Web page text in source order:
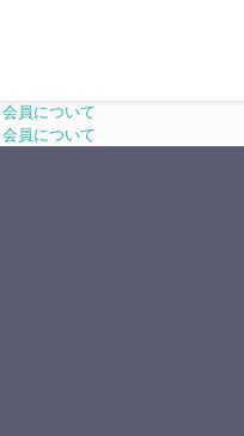
会員について
会員について